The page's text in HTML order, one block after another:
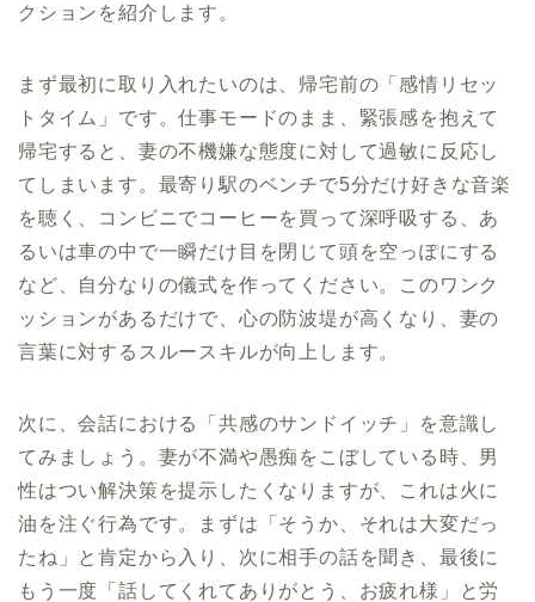
クションを紹介します。
まず最初に取り入れたいのは、帰宅前の「感情リセッ
トタイム」です。仕事モードのまま、緊張感を抱えて
帰宅すると、妻の不機嫌な態度に対して過敏に反応し
てしまいます。最寄り駅のベンチで5分だけ好きな音楽
を聴く、コンビニでコーヒーを買って深呼吸する、あ
るいは車の中で一瞬だけ目を閉じて頭を空っぽにする
など、自分なりの儀式を作ってください。このワンク
ッションがあるだけで、心の防波堤が高くなり、妻の
言葉に対するスルースキルが向上します。
次に、会話における「共感のサンドイッチ」を意識し
てみましょう。妻が不満や愚痴をこぼしている時、男
性はつい解決策を提示したくなりますが、これは火に
油を注ぐ行為です。まずは「そうか、それは大変だっ
たね」と肯定から入り、次に相手の話を聞き、最後に
もう一度「話してくれてありがとう、お疲れ様」と労